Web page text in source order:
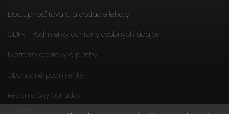
Dostupnosť tovaru a dodacie lehoty
GDPR - Podmienky ochrany osobných údajov
Možnosti dopravy a platby
Obchodné podmienky
Reklamačný poriadok